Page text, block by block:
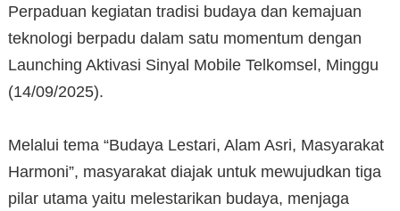
Perpaduan kegiatan tradisi budaya dan kemajuan
teknologi berpadu dalam satu momentum dengan
Launching Aktivasi Sinyal Mobile Telkomsel, Minggu
(14/09/2025).
‎Melalui tema “Budaya Lestari, Alam Asri, Masyarakat
Harmoni”, masyarakat diajak untuk mewujudkan tiga
pilar utama yaitu melestarikan budaya, menjaga